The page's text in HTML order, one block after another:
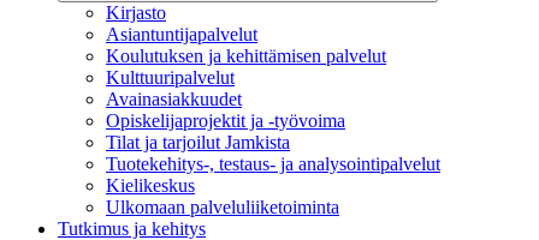
Kirjasto
Asiantuntijapalvelut
Koulutuksen ja kehittämisen palvelut
Kulttuuripalvelut
Avainasiakkuudet
Opiskelijaprojektit​ ja -työvoima
Tilat ja tarjoilut Jamkista
Tuotekehitys-, testaus- ja analysointipalvelut
Kielikeskus
Ulkomaan palveluliiketoiminta
Tutkimus ja kehitys